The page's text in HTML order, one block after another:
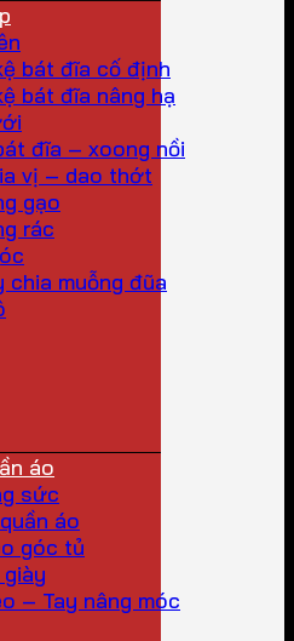
bát đĩa cố định
bát đĩa nâng hạ
đĩa – xoong nồi
vị – dao thớt
gạo
rác
chia muỗng đũa
áo
sức
áo
góc tủ
giày
– Tay nâng móc